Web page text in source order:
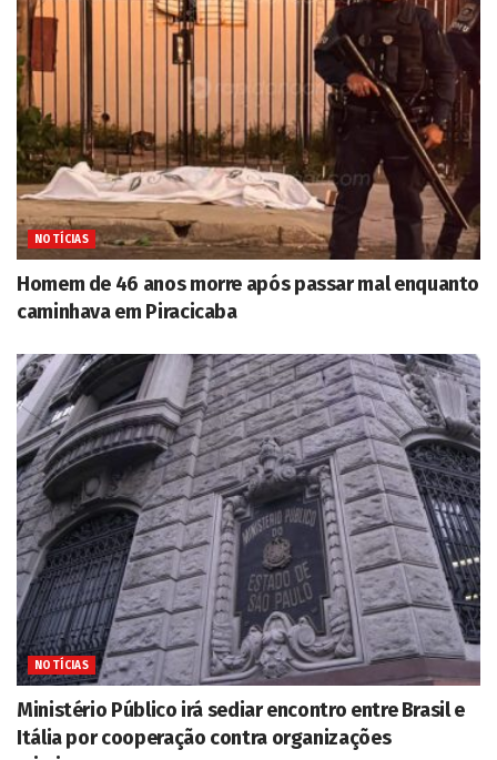
NOTÍCIAS
Homem de 46 anos morre após passar mal enquanto
caminhava em Piracicaba
NOTÍCIAS
Ministério Público irá sediar encontro entre Brasil e
Itália por cooperação contra organizações